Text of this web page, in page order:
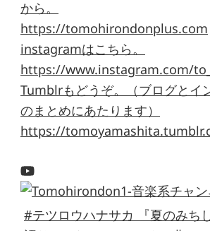
から。
https://tomohirondonplus.com
instagramはこちら。
https://www.instagram.com/
Tumblrもどうぞ。（ブログとイ
のまとめにあたります）
https://
#テツロウハナサカ 『夏のみち